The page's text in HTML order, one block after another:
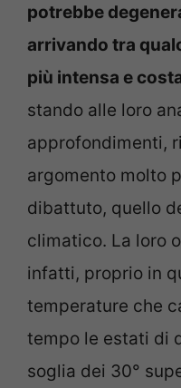
potrebbe
arrivando tra
più intensa e
stando alle loro
approfondimenti,
argomento molto
dibattuto, quello
climatico. La loro
infatti, proprio in
temperature che
tempo le estati di
soglia dei 30°